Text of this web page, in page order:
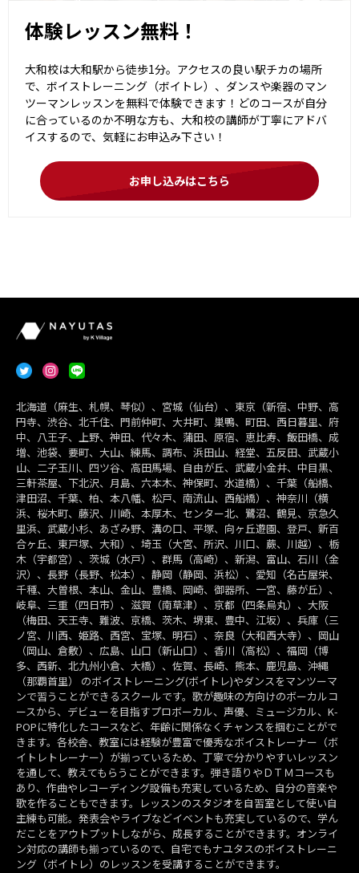
体験レッスン無料！
大和校は大和駅から徒歩1分。アクセスの良い駅チカの場所
で、ボイストレーニング（ボイトレ）、ダンスや楽器のマン
ツーマンレッスンを無料で体験できます！どのコースが自分
に合っているのか不明な方も、大和校の講師が丁寧にアドバ
イスするので、気軽にお申込み下さい！
お申し込みはこちら
北海道（麻生、札幌、琴似）、宮城（仙台）、東京（新宿、中野、高
円寺、渋谷、北千住、門前仲町、大井町、巣鴨、町田、西日暮里、府
中、八王子、上野、神田、代々木、蒲田、原宿、恵比寿、飯田橋、成
増、池袋、要町、大山、練馬、調布、浜田山、経堂、五反田、武蔵小
山、二子玉川、四ツ谷、高田馬場、自由が丘、武蔵小金井、中目黒、
三軒茶屋、下北沢、月島、六本木、神保町、水道橋）、千葉（船橋、
津田沼、千葉、柏、本八幡、松戸、南流山、西船橋）、神奈川（横
浜、桜木町、藤沢、川崎、本厚木、センター北、鷺沼、鶴見、京急久
里浜、武蔵小杉、あざみ野、溝の口、平塚、向ヶ丘遊園、登戸、新百
合ヶ丘、東戸塚、大和）、埼玉（大宮、所沢、川口、蕨、川越）、栃
木（宇都宮）、茨城（水戸）、群馬（高崎）、新潟、富山、石川（金
沢）、長野（長野、松本）、静岡（静岡、浜松）、愛知（名古屋栄、
千種、大曽根、本山、金山、豊橋、岡崎、御器所、一宮、藤が丘）、
岐阜、三重（四日市）、滋賀（南草津）、京都（四条烏丸）、大阪
（梅田、天王寺、難波、京橋、茨木、堺東、豊中、江坂）、兵庫（三
ノ宮、川西、姫路、西宮、宝塚、明石）、奈良（大和西大寺）、岡山
（岡山、倉敷）、広島、山口（新山口）、香川（高松）、福岡（博
多、西新、北九州小倉、大橋）、佐賀、長崎、熊本、鹿児島、沖縄
（那覇首里） のボイストレーニング(ボイトレ)やダンスをマンツーマ
ンで習うことができるスクールです。歌が趣味の方向けのボーカルコ
ースから、デビューを目指すプロボーカル、声優、ミュージカル、K-
POPに特化したコースなど、年齢に関係なくチャンスを掴むことがで
きます。各校舎、教室には経験が豊富で優秀なボイストレーナー（ボ
イトレトレーナー）が揃っているため、丁寧で分かりやすいレッスン
を通して、教えてもらうことができます。弾き語りやＤＴＭコースも
あり、作曲やレコーディング設備も充実しているため、自分の音楽や
歌を作ることもできます。レッスンのスタジオを自習室として使い自
主練も可能。発表会やライブなどイベントも充実しているので、学ん
だことをアウトプットしながら、成長することができます。オンライ
ン対応の講師も揃っているので、自宅でもナユタスのボイストレーニ
ング（ボイトレ）のレッスンを受講することができます。